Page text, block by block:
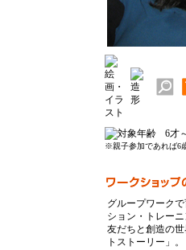
6才
※親子参加であれば6
グループワーク
ション・トレー
友だちと創造の
トストーリー」。